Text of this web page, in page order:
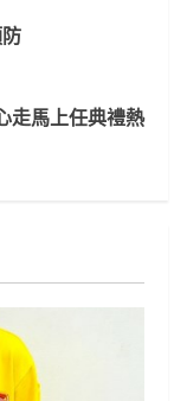
走馬上任典禮熱